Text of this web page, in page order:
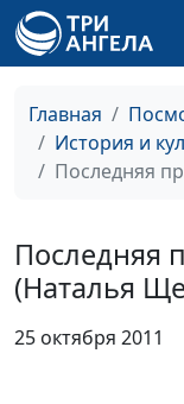
Главная
История и
Последняя
Последняя
(Наталья
25 октября 2011
От пламени
(Владимир
(Афанасий Фет)
В потерянном